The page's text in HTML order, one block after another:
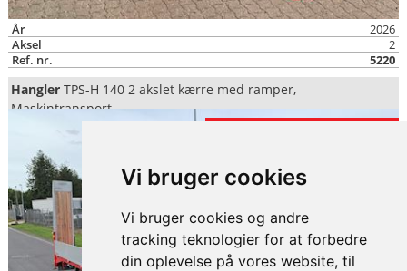
Vi bruger cookies
Vi bruger cookies og andre
tracking teknologier for at forbedre
din oplevelse på vores website, til
År
2026
Aksel
2
Ref. nr.
5220
HanglerTPS-H 140 2 akslet kærre med ramper,
Maskintransport